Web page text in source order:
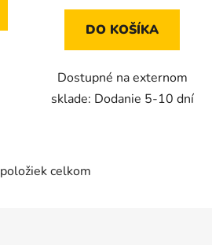
DO KOŠÍKA
Dostupné na externom
sklade: Dodanie 5-10 dní
O
položiek celkom